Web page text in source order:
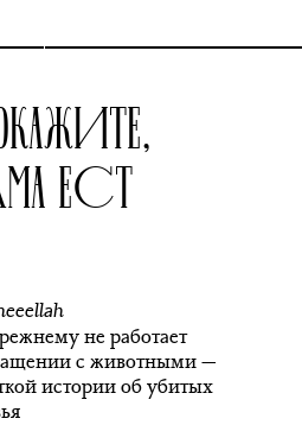
ЕСТ
не работает
с животными —
истории об убитых